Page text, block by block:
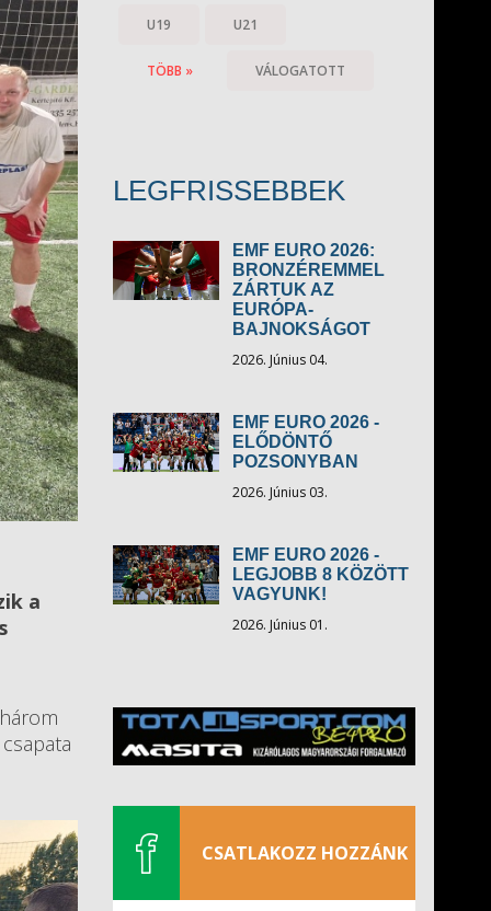
a
U19 U21
VÁLOGATOTT
TÖBB »
LEGFRISSEBBEK
EMF EURO 2026:
BRONZÉREMMEL
ZÁRTUK AZ
EURÓPA-
BAJNOKSÁGOT
2026. Június 04.
EMF EURO 2026 -
ELŐDÖNTŐ
POZSONYBAN
2026. Június 03.
EMF EURO 2026 -
LEGJOBB 8 KÖZÖTT
VAGYUNK!
2026. Június 01.
CSATLAKOZZ HOZZÁNK